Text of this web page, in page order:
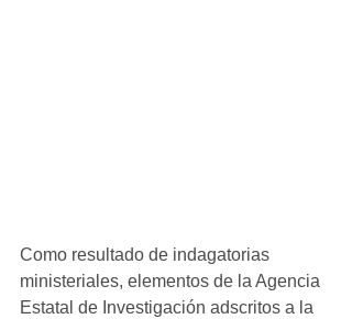
Como resultado de indagatorias
ministeriales, elementos de la Agencia
Estatal de Investigación adscritos a la